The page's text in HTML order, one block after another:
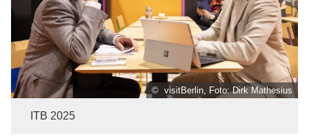
© visitBerlin, Foto: Dirk Mathesius
ITB 2025